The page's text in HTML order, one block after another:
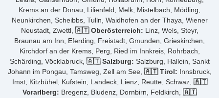
Krems an der Donau, Lilienfeld, Melk, Mistelbach, Mödling,
Neunkirchen, Scheibbs, Tulln, Waidhofen an der Thaya, Wiener
Neustadt, Zwettl, 🇦🇹 Oberösterreich: Linz, Wels, Steyr,
Braunau am Inn, Eferding, Freistadt, Gmunden, Grieskirchen,
Kirchdorf an der Krems, Perg, Ried im Innkreis, Rohrbach,
Schärding, Vöcklabruck, 🇦🇹 Salzburg: Salzburg, Hallein, Sankt
Johann im Pongau, Tamsweg, Zell am See, 🇦🇹 Tirol: Innsbruck,
Imst, Kitzbühel, Kufstein, Landeck, Lienz, Reutte, Schwaz, 🇦🇹
Vorarlberg: Bregenz, Bludenz, Dornbirn, Feldkirch, 🇦🇹